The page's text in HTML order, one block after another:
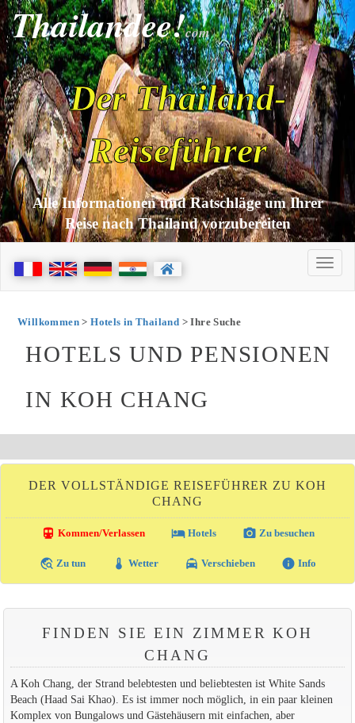
Thailandee!com
Der Thailand-
Reiseführer
Alle Informationen und Ratschläge um Ihrer
Reise nach Thailand vorzubereiten
Willkommen>Hotels in Thailand > Ihre Suche
HOTELS UND PENSIONEN
IN KOH CHANG
DER VOLLSTÄNDIGE REISEFÜHRER ZU KOH
CHANG
directions_transit Kommen/Verlassen local_hotelHotels photo_camera Zu besuchen
travel_explore Zu tun thermostat Wetter local_taxi Verschieben info Info
FINDEN SIE EIN ZIMMER KOH
CHANG
A Koh Chang, der Strand belebtesten und beliebtesten ist White Sands
Beach (Haad Sai Khao). Es ist immer noch möglich, in ein paar kleinen
Komplex von Bungalows und Gästehäusern mit einfachen, aber